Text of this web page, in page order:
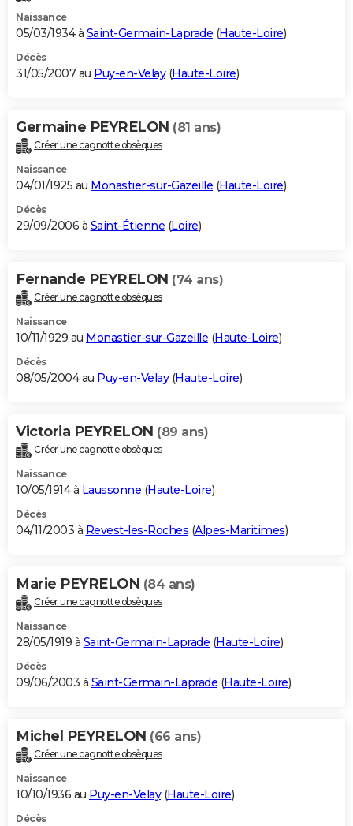
Naissance
05/03/1934 à Saint-Germain-Laprade (Haute-Loire)
Décès
31/05/2007 au Puy-en-Velay(Haute-Loire)
Germaine PEYRELON (81 ans)
Créer une cagnotte obsèques
Naissance
04/01/1925 au Monastier-sur-Gazeille (Haute-Loire)
Décès
29/09/2006 à Saint-Étienne (Loire)
Fernande PEYRELON (74 ans)
Créer une cagnotte obsèques
Naissance
10/11/1929 au Monastier-sur-Gazeille (Haute-Loire)
Décès
08/05/2004 au Puy-en-Velay(Haute-Loire)
Victoria PEYRELON (89 ans)
Créer une cagnotte obsèques
Naissance
10/05/1914 à Laussonne (Haute-Loire)
Décès
04/11/2003 à Revest-les-Roches (Alpes-Maritimes)
Marie PEYRELON (84 ans)
Créer une cagnotte obsèques
Naissance
28/05/1919 à Saint-Germain-Laprade (Haute-Loire)
Décès
09/06/2003 à Saint-Germain-Laprade (Haute-Loire)
Michel PEYRELON (66 ans)
Créer une cagnotte obsèques
Naissance
10/10/1936 au Puy-en-Velay(Haute-Loire)
Décès